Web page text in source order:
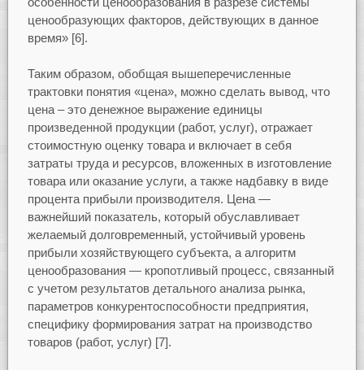
ценообразующих факторов, действующих в данное
время» [6].
Таким образом, обобщая вышеперечисленные
трактовки понятия «цена», можно сделать вывод, что
цена – это денежное выражение единицы
произведенной продукции (работ, услуг), отражает
стоимостную оценку товара и включает в себя
затраты труда и ресурсов, вложенных в изготовление
товара или оказание услуги, а также надбавку в виде
процента прибыли производителя. Цена —
важнейший показатель, который обуславливает
желаемый долговременный, устойчивый уровень
прибыли хозяйствующего субъекта, а алгоритм
ценообразования — кропотливый процесс, связанный
с учетом результатов детального анализа рынка,
параметров конкурентоспособности предприятия,
специфику формирования затрат на производство
товаров (работ, услуг) [7].